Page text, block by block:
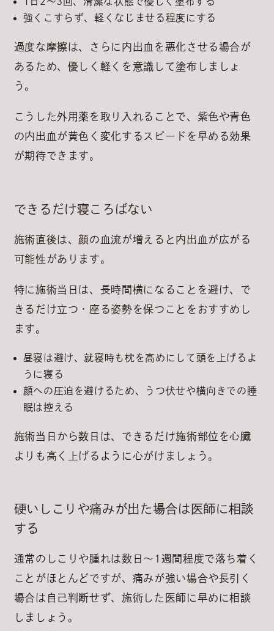
強くこすらず、軽くなじませる程度にする
過度な摩擦は、さらに内出血を悪化させる場合が
あるため、優しく軽くを意識して塗布しましょ
う。
こうした外用薬を取り入れることで、紫色や青色
の内出血が黄色く変化するスピードを早める効果
が期待できます。
できるだけ寝ころばない
施術直後は、 顔の血流が増えると内出血が広がる
可能性があります。
特に施術当日は、長時間横になることを避け、で
きるだけ立つ・座る姿勢を保つことをおすすめし
ます。
昼寝は避け、就寝時も枕を高めにして頭を上げるよ
うに寝る
顔への圧迫を避けるため、うつ伏せや横向きでの睡
眠は控える
施術当日から数日は、できるだけ施術部位を心臓
よりも高く上げるように心がけましょう。
硬いしこりや痛みが出た場合は医師に相談
する
通常のしこりや腫れは数日～1週間程度で落ち着く
ことがほとんどですが、痛みが強い場合や長引く
場合は自己判断せず、施術した医師に早めに相談
しましょう 。